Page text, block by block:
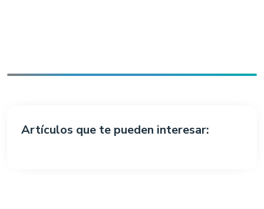
Artículos que te pueden interesar: